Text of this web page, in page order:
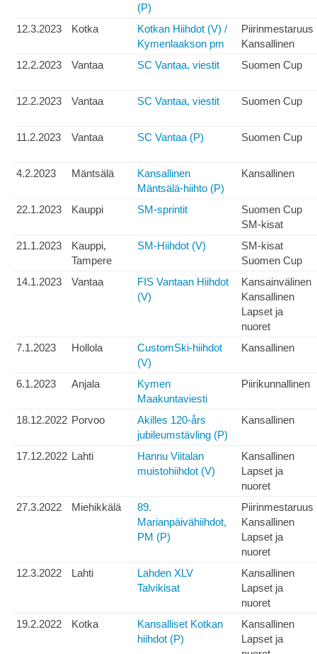
(P)
12.3.2023 Kotka
Kotkan Hiihdot (V) /
Kymenlaakson pm
Piirinmestaruus
Kansallinen
12.2.2023
Vantaa SC Vantaa, viestit Suomen Cup
12.2.2023 Vantaa SC Vantaa, viestit Suomen Cup
11.2.2023 Vantaa SC Vantaa (P) Suomen Cup
4.2.2023 Mäntsälä
Kansallinen
Mäntsälä-hiihto (P)
Kansallinen
22.1.2023 Kauppi SM-sprintit
Suomen Cup
SM-kisat
21.1.2023
Kauppi,
Tampere
SM-Hiihdot (V)
SM-kisat
Suomen Cup
14.1.2023
Vantaa
FIS Vantaan Hiihdot
(V)
Kansainvälinen
Kansallinen
Lapset ja
nuoret
7.1.2023
Hollola
CustomSki-hiihdot
(V)
Kansallinen
6.1.2023 Anjala
Kymen
Maakuntaviesti
Piirikunnallinen
18.12.2022 Porvoo
Akilles 120-års
jubileumstävling (P)
Kansallinen
17.12.2022 Lahti
Hannu Viitalan
muistohiihdot (V)
Kansallinen
Lapset ja
nuoret
27.3.2022
Miehikkälä
89.
Marianpäivähiihdot,
PM (P)
Piirinmestaruus
Kansallinen
Lapset ja
nuoret
12.3.2022
Lahti
Lahden XLV
Talvikisat
Kansallinen
Lapset ja
nuoret
19.2.2022
Kotka
Kansalliset Kotkan
hiihdot (P)
Kansallinen
Lapset ja